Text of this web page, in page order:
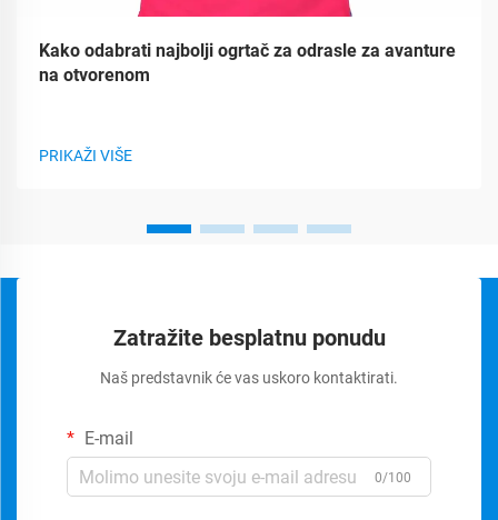
Kako odabrati najbolji ogrtač za odrasle za avanture
na otvorenom
PRIKAŽI VIŠE
Zatražite besplatnu ponudu
Naš predstavnik će vas uskoro kontaktirati.
E-mail
0/100